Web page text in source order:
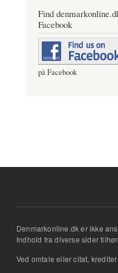
Find
Facebook
på Facebook
Denmarkonline.dk er ikke
Indhold fra diverse sider
Ved omtale eller citat,